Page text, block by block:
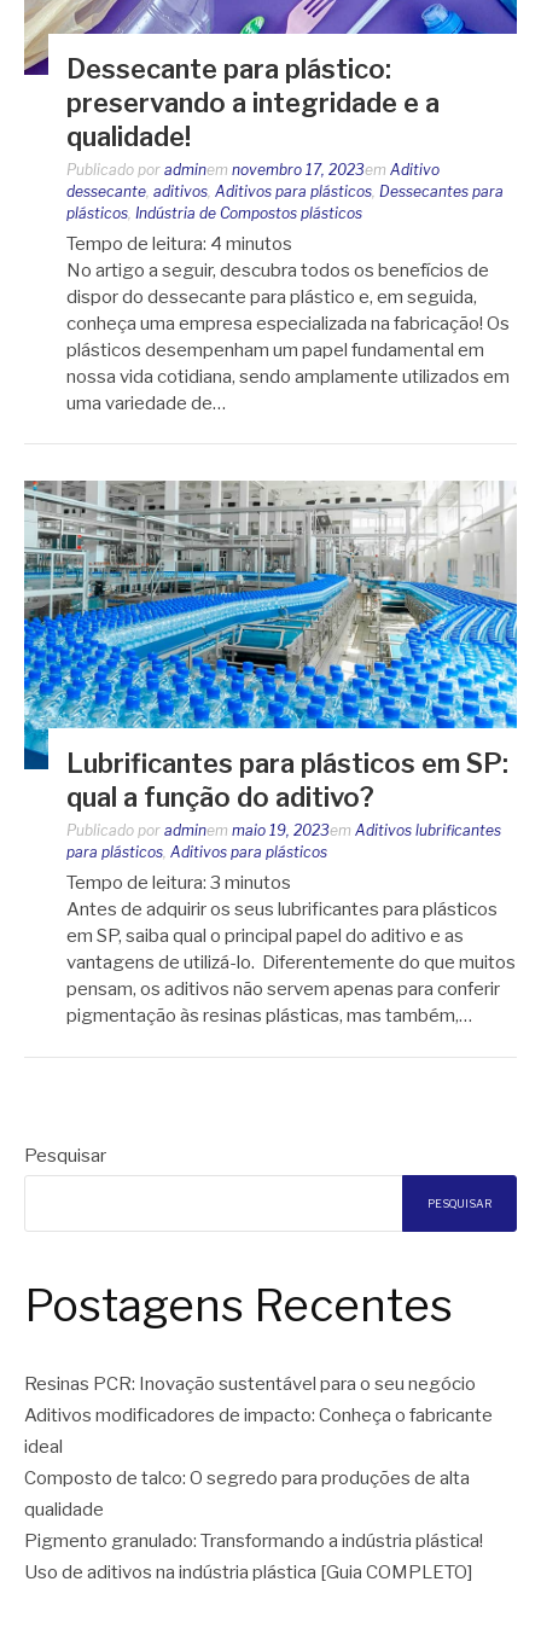
Dessecante para plástico:
preservando a integridade e a
qualidade!
Publicado por adminem novembro 17, 2023em Aditivo
dessecante aditivos Aditivos para plásticos Dessecantes para
plásticos Indústria de Compostos plásticos
Tempo de leitura: 4 minutos
No artigo a seguir, descubra todos os benefícios de
dispor do dessecante para plástico e, em seguida,
conheça uma empresa especializada na fabricação! Os
plásticos desempenham um papel fundamental em
nossa vida cotidiana, sendo amplamente utilizados em
uma variedade de…
Lubrificantes para plásticos em SP:
qual a função do aditivo?
Publicado por adminem maio 19, 2023em Aditivos lubrificantes
para plásticos, Aditivos para plásticos
Tempo de leitura: 3 minutos
Antes de adquirir os seus lubrificantes para plásticos
em SP, saiba qual o principal papel do aditivo e as
vantagens de utilizá-lo. Diferentemente do que muitos
pensam, os aditivos não servem apenas para conferir
pigmentação às resinas plásticas, mas também,…
Pesquisar
PESQUISAR
Postagens Recentes
Resinas PCR: Inovação sustentável para o seu negócio
Aditivos modificadores de impacto: Conheça o fabricante
ideal
Composto de talco: O segredo para produções de alta
qualidade
Pigmento granulado: Transformando a indústria plástica!
Uso de aditivos na indústria plástica [Guia COMPLETO]